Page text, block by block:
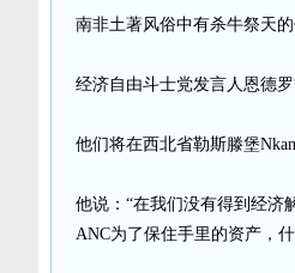
南非土著风俗中有杀牛祭天
经济自由斗士党发言人恩德
他们将在西北省勒斯滕堡
他说：“在我们没有得到经济
ANC为了保住手里的资产，